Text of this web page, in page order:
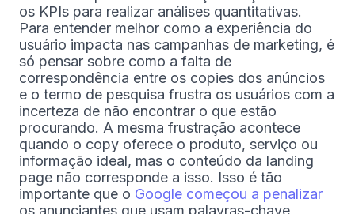
os KPIs para realizar análises quantitativas.
Para entender melhor como a experiência do
usuário impacta nas campanhas de marketing, é
só pensar sobre como a falta de
correspondência entre os copies dos anúncios
e o termo de pesquisa frustra os usuários com a
incerteza de não encontrar o que estão
procurando. A mesma frustração acontece
quando o copy oferece o produto, serviço ou
informação ideal, mas o conteúdo da landing
page não corresponde a isso. Isso é tão
importante que o Google começou a penalizar
os anunciantes que usam palavras-chave